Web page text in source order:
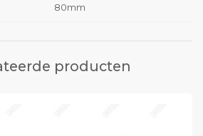
80mm
producten